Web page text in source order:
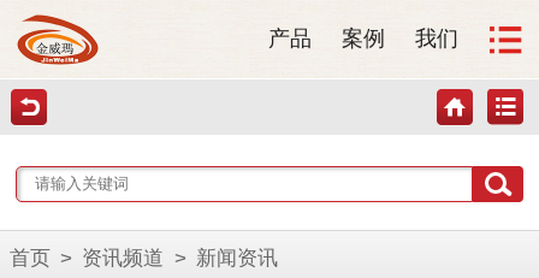
产品 案例 我们
首页 > 资讯频道 > 新闻资讯